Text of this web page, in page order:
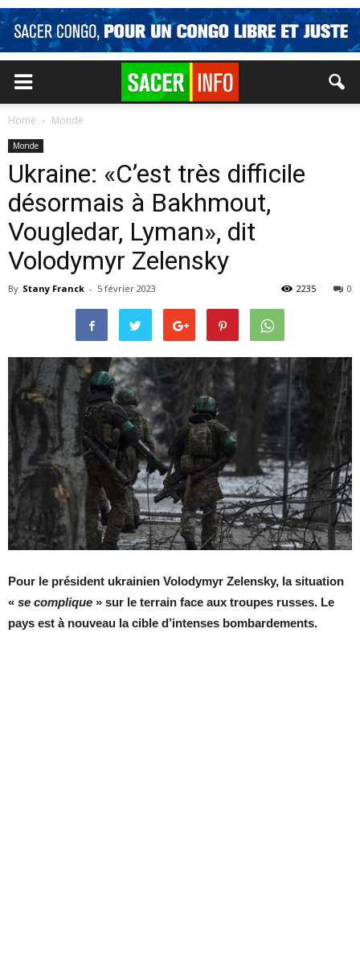
Home Monde
Monde
Ukraine: «C’est très difficile
désormais à Bakhmout,
Vougledar, Lyman», dit
Volodymyr Zelensky
By Stany Franck - 5 février 2023 0
2235
Pour le président ukrainien Volodymyr Zelensky, la situation
« se complique » sur le terrain face aux troupes russes. Le
pays est à nouveau la cible d’intenses bombardements.